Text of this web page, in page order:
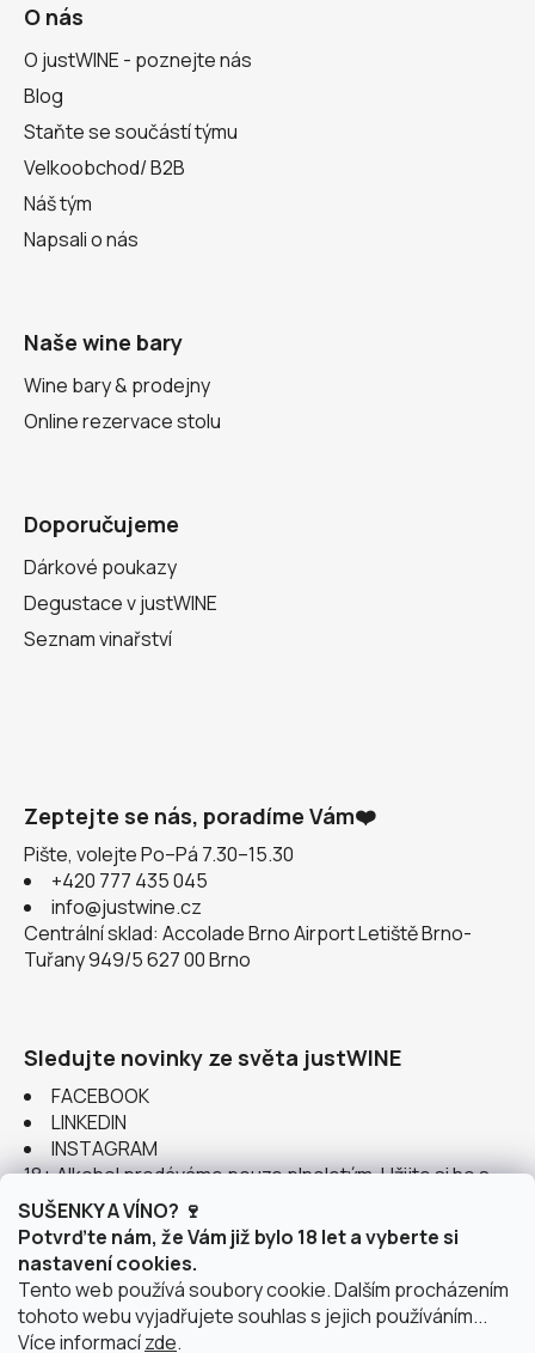
SUŠENKY A VÍNO? 🍷
Potvrďte nám, že Vám již bylo 18 let a vyberte si
nastavení cookies.
Tento web používá soubory cookie. Dalším procházením
tohoto webu vyjadřujete souhlas s jejich používáním...
Více informacízde.
O nás
O justWINE - poznejte nás
Blog
Staňte se součástí týmu
Velkoobchod/ B2B
Náš tým
Napsali o nás
Naše wine bary
Wine bary & prodejny
Online rezervace stolu
Doporučujeme
Dárkové poukazy
Degustace v justWINE
Seznam vinařství
Zeptejte se nás, poradíme Vám❤️
Pište, volejte Po–Pá 7.30–15.30
+420 777 435 045
info@justwine.cz
Centrální sklad: Accolade Brno Airport Letiště Brno-
Tuřany 949/5 627 00 Brno
Sledujte novinky ze světa justWINE
FACEBOOK
LINKEDIN
INSTAGRAM
18+ Alkohol prodáváme pouze plnoletým. Užijte si ho s
rozumem.
Instagram